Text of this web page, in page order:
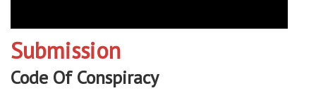
Submission
Code Of Conspiracy